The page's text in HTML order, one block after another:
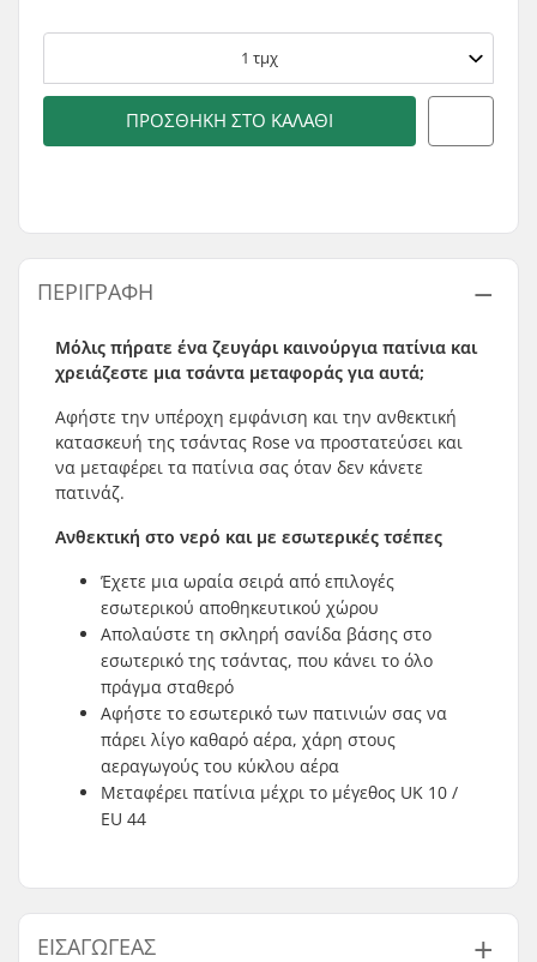
1 τμχ
ΠΡΟΣΘΉΚΗ ΣΤΟ ΚΑΛΆΘΙ
ΠΕΡΙΓΡΑΦΉ
Μόλις πήρατε ένα ζευγάρι καινούργια πατίνια και
χρειάζεστε μια τσάντα μεταφοράς για αυτά;
Αφήστε την υπέροχη εμφάνιση και την ανθεκτική
κατασκευή της τσάντας Rose να προστατεύσει και
να μεταφέρει τα πατίνια σας όταν δεν κάνετε
πατινάζ.
Ανθεκτική στο νερό και με εσωτερικές τσέπες
Έχετε μια ωραία σειρά από επιλογές
εσωτερικού αποθηκευτικού χώρου
Απολαύστε τη σκληρή σανίδα βάσης στο
εσωτερικό της τσάντας, που κάνει το όλο
πράγμα σταθερό
Αφήστε το εσωτερικό των πατινιών σας να
πάρει λίγο καθαρό αέρα, χάρη στους
αεραγωγούς του κύκλου αέρα
Μεταφέρει πατίνια μέχρι το μέγεθος UK 10 /
EU 44
ΕΙΣΑΓΩΓΈΑΣ